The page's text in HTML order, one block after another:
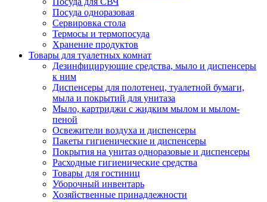
Посуда одноразовая
Сервировка стола
Термосы и термопосуда
Хранение продуктов
Товары для туалетных комнат
Дезинфицирующие средства, мыло и диспенсеры
к ним
Диспенсеры для полотенец, туалетной бумаги,
мыла и покрытий для унитаза
Мыло, картриджи с жидким мылом и мылом-
пеной
Освежители воздуха и диспенсеры
Пакеты гигиенические и диспенсеры
Покрытия на унитаз одноразовые и диспенсеры
Расходные гигиенические средства
Товары для гостиниц
Уборочный инвентарь
Хозяйственные принадлежности